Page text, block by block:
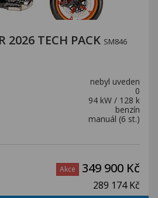
2026 TECH PACK SM846
nebyl uveden
0
94 kW / 128 k
benzín
manuál (6 st.)
Akce 349 900 Kč
289 174 Kč